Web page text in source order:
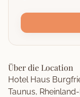
Über die Location
Hotel Haus
Taunus,